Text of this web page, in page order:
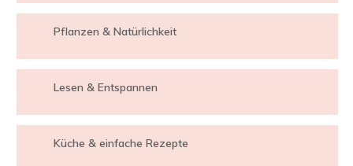
Pflanzen & Natürlichkeit
Lesen & Entspannen
Küche & einfache Rezepte